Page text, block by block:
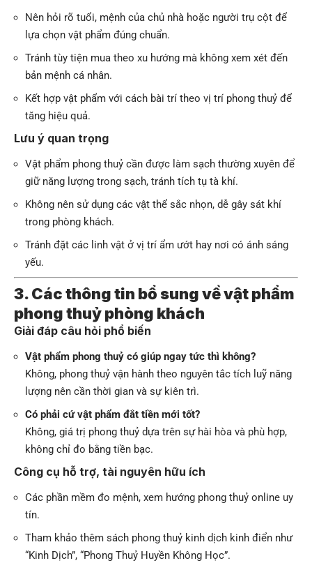
Nên hỏi rõ tuổi, mệnh của chủ nhà hoặc người trụ cột để
lựa chọn vật phẩm đúng chuẩn.
Tránh tùy tiện mua theo xu hướng mà không xem xét đến
bản mệnh cá nhân.
Kết hợp vật phẩm với cách bài trí theo vị trí phong thuỷ để
tăng hiệu quả.
Lưu ý quan trọng
Vật phẩm phong thuỷ cần được làm sạch thường xuyên để
giữ năng lượng trong sạch, tránh tích tụ tà khí.
Không nên sử dụng các vật thể sắc nhọn, dễ gây sát khí
trong phòng khách.
Tránh đặt các linh vật ở vị trí ẩm ướt hay nơi có ánh sáng
yếu.
3. Các thông tin bổ sung về vật phẩm
phong thuỷ phòng khách
Giải đáp câu hỏi phổ biến
Vật phẩm phong thuỷ có giúp ngay tức thì không?
Không, phong thuỷ vận hành theo nguyên tắc tích luỹ năng
lượng nên cần thời gian và sự kiên trì.
Có phải cứ vật phẩm đắt tiền mới tốt?
Không, giá trị phong thuỷ dựa trên sự hài hòa và phù hợp,
không chỉ đo bằng tiền bạc.
Công cụ hỗ trợ, tài nguyên hữu ích
Các phần mềm đo mệnh, xem hướng phong thuỷ online uy
tín.
Tham khảo thêm sách phong thuỷ kinh dịch kinh điển như
“Kinh Dịch”, “Phong Thuỷ Huyền Không Học”.